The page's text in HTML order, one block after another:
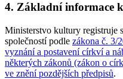
4. Základní informace
Ministerstvo kultury registruje
společností podle zákona č. 3/
vyznání a postavení církví a
některých zákonů (zákon o
ve znění pozdějších předpisů.